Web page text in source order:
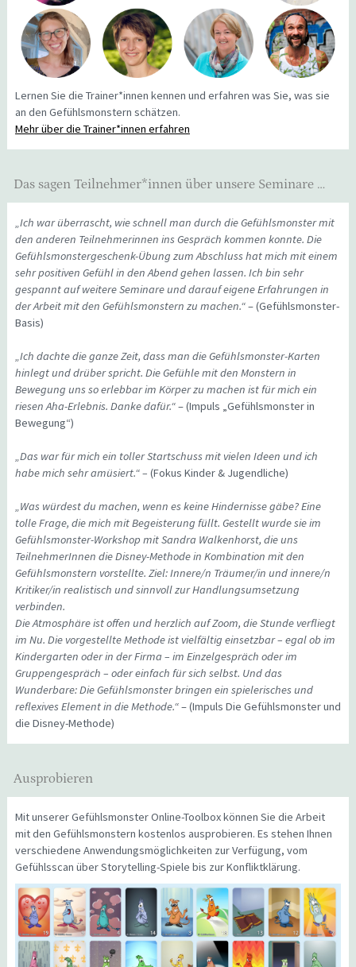
Lernen Sie die Trainer*innen kennen und erfahren was Sie, was sie
an den Gefühlsmonstern schätzen.
Mehr über die Trainer*innen erfahren
Das sagen Teilnehmer*innen über unsere Seminare …
„Ich war überrascht, wie schnell man durch die Gefühlsmonster mit
den anderen Teilnehmerinnen ins Gespräch kommen konnte. Die
Gefühlsmonstergeschenk-Übung zum Abschluss hat mich mit einem
sehr positiven Gefühl in den Abend gehen lassen. Ich bin sehr
gespannt auf weitere Seminare und darauf eigene Erfahrungen in
der Arbeit mit den Gefühlsmonstern zu machen.“– (Gefühlsmonster-
Basis)
„Ich dachte die ganze Zeit, dass man die Gefühlsmonster-Karten
hinlegt und drüber spricht. Die Gefühle mit den Monstern in
Bewegung uns so erlebbar im Körper zu machen ist für mich ein
riesen Aha-Erlebnis. Danke dafür.“– (Impuls „Gefühlsmonster in
Bewegung“)
„Das war für mich ein toller Startschuss mit vielen Ideen und ich
habe mich sehr amüsiert.“ – (Fokus Kinder & Jugendliche)
„Was würdest du machen, wenn es keine Hindernisse gäbe? Eine
tolle Frage, die mich mit Begeisterung füllt. Gestellt wurde sie im
Gefühlsmonster-Workshop mit Sandra Walkenhorst, die uns
TeilnehmerInnen die Disney-Methode in Kombination mit den
Gefühlsmonstern vorstellte. Ziel: Innere/n Träumer/in und innere/n
Kritiker/in realistisch und sinnvoll zur Handlungsumsetzung
verbinden.
Die Atmosphäre ist offen und herzlich auf Zoom, die Stunde verfliegt
im Nu. Die vorgestellte Methode ist vielfältig einsetzbar – egal ob im
Kindergarten oder in der Firma – im Einzelgespräch oder im
Gruppengespräch – oder einfach für sich selbst. Und das
Wunderbare: Die Gefühlsmonster bringen ein spielerisches und
reflexives Element in die Methode.“– (Impuls Die Gefühlsmonster und
die Disney-Methode)
Ausprobieren
Mit unserer Gefühlsmonster Online-Toolbox können Sie die Arbeit
mit den Gefühlsmonstern kostenlos ausprobieren. Es stehen Ihnen
verschiedene Anwendungsmöglichkeiten zur Verfügung, vom
Gefühlsscan über Storytelling-Spiele bis zur Konfliktklärung.